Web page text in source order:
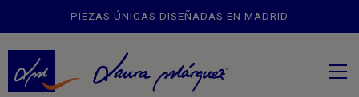
PIEZAS ÚNICAS DISEÑADAS EN MADRID